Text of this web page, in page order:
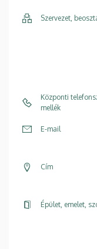
Szervezet,
Központi
mellék
E-mail
Cím
Épület, emelet,